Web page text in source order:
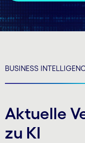
BUSINESS
Aktuelle
zu KI